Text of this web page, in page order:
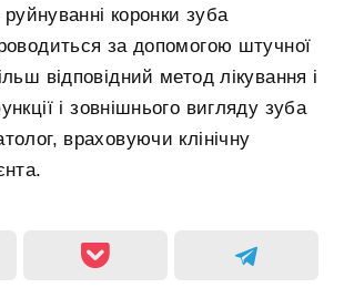
коронки зуба
за допомогою штучної
відповідний метод лікування і
і зовнішнього вигляду зуба
враховуючи клінічну